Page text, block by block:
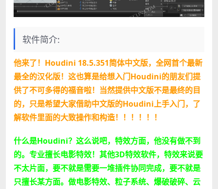
软件简介:
他来了！Houdini 18.5.351简体中文版，全网首个最新
最全的汉化版！这也算是给想入门Houdini的朋友们提
供了不可多得的福音啦！当然提供中文版不是最终的目
的，只是希望大家借助中文版的Houdini上手入门，了
解软件里面的大致操作和构造！！！！！！
什么是Houdini？这么说吧，特效方面，他没有做不到
的。专业擅长电影特效！其他3D特效软件，特效来说要
不太片面，要不就是需要一堆插件协同完成，要不就是
只擅长某方面。做电影特效、粒子系统、爆破破碎、云